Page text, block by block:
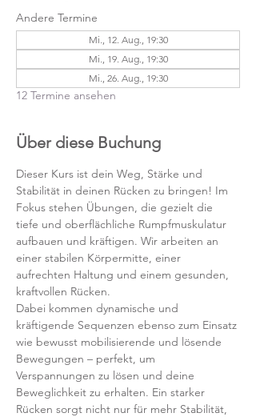
Andere Termine
Mi., 12. Aug., 19:30
Mi., 19. Aug., 19:30
Mi., 26. Aug., 19:30
12 Termine ansehen
Über diese Buchung
Dieser Kurs ist dein Weg, Stärke und
Stabilität in deinen Rücken zu bringen! Im
Fokus stehen Übungen, die gezielt die
tiefe und oberflächliche Rumpfmuskulatur
aufbauen und kräftigen. Wir arbeiten an
einer stabilen Körpermitte, einer
aufrechten Haltung und einem gesunden,
kraftvollen Rücken.
Dabei kommen dynamische und
kräftigende Sequenzen ebenso zum Einsatz
wie bewusst mobilisierende und lösende
Bewegungen – perfekt, um
Verspannungen zu lösen und deine
Beweglichkeit zu erhalten. Ein starker
Rücken sorgt nicht nur für mehr Stabilität,